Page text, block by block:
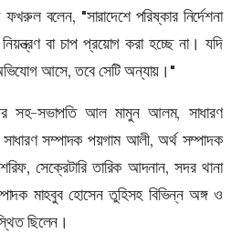
ফখরুল বলেন, "সারাদেশে পরিষ্কার নির্দেশনা
বা চাপ প্রয়োগ করা হচ্ছে না। যদি
আসে, তবে সেটি অন্যায়।"
সহ-সভাপতি আল মামুন আলম, সাধারণ
সম্পাদক পয়গাম আলী, অর্থ সম্পাদক
সেক্রেটারি তারিক আদনান, সদর থানা
মাহবুব হোসেন তুহিসহ বিভিন্ন অঙ্গ ও
ছিলেন।